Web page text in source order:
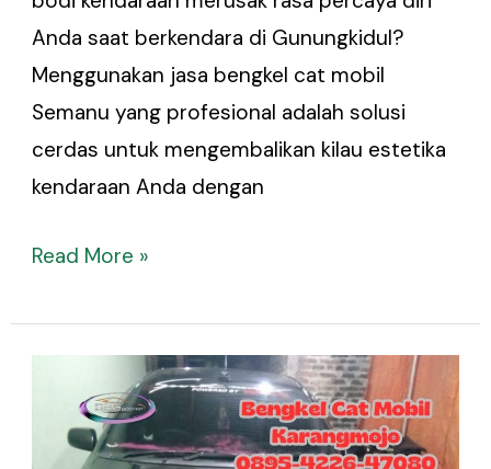
Anda saat berkendara di Gunungkidul?
Menggunakan jasa bengkel cat mobil
Semanu yang profesional adalah solusi
cerdas untuk mengembalikan kilau estetika
kendaraan Anda dengan
Read More »
Mobil